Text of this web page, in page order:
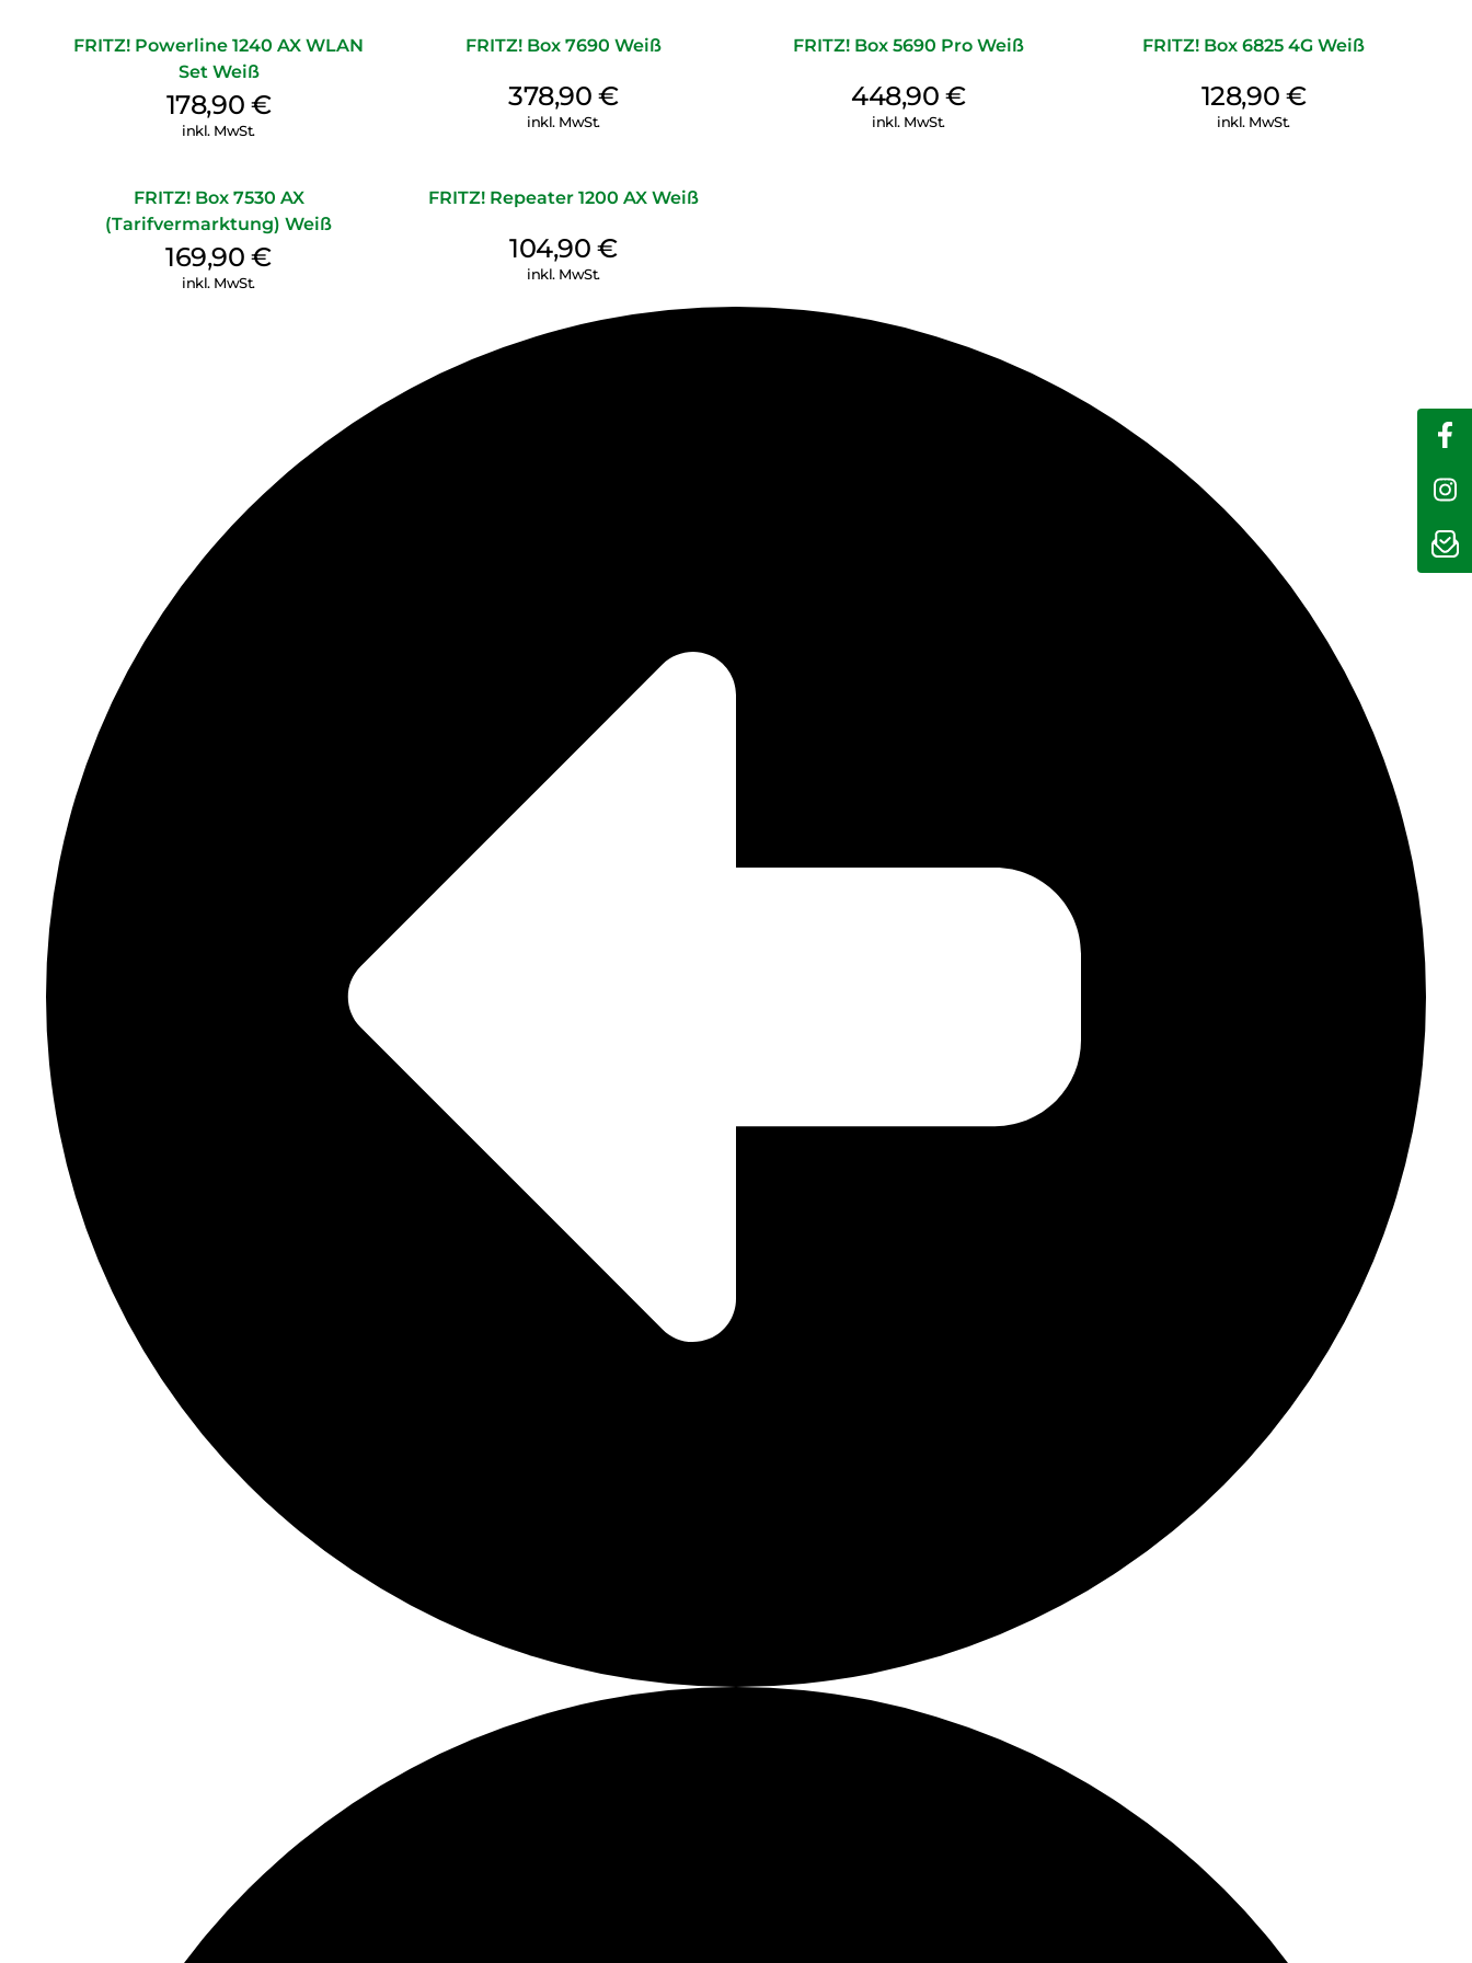
FRITZ! Powerline 1240 AX WLAN
Set Weiß
178,90 €
inkl. MwSt.
FRITZ! Box 7690 Weiß
378,90€
inkl. MwSt.
FRITZ! Box 5690 Pro Weiß
448,90€
inkl. MwSt.
FRITZ! Box 6825 4G Weiß
128,90 €
inkl. MwSt.
FRITZ! Box 7530 AX
(Tarifvermarktung) Weiß
169,90€
inkl. MwSt.
FRITZ! Repeater 1200 AX Weiß
104,90€
inkl. MwSt.